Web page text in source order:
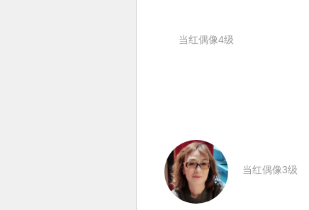
当红偶像4级
当红偶像3级